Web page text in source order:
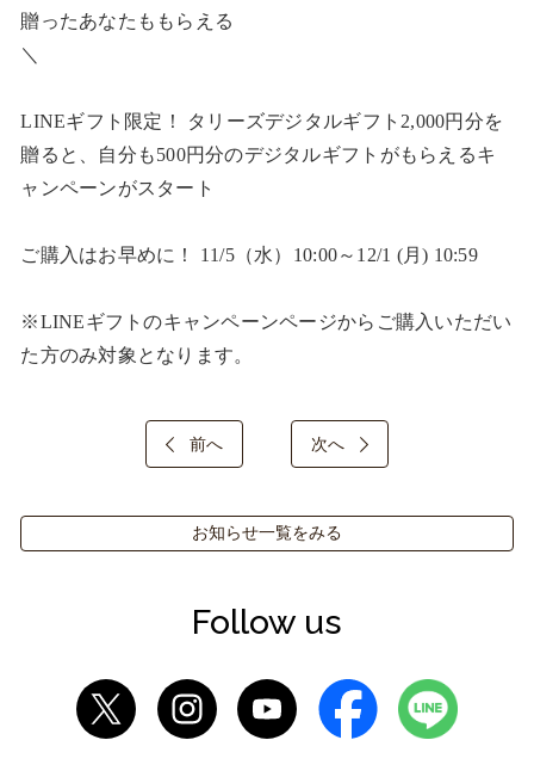
贈ったあなたももらえる ​
＼ ​
LINEギフト限定！ タリーズデジタルギフト2,000円分を
贈ると、自分も500円分のデジタルギフトがもらえるキ
ャンペーンがスタート​
ご購入はお早めに！ 11/5（水）10:00～12/1 (月) 10:59​
※LINEギフトのキャンペーンページからご購入いただい
た方のみ対象となります。​
前へ 次へ
お知らせ一覧をみる
Follow us